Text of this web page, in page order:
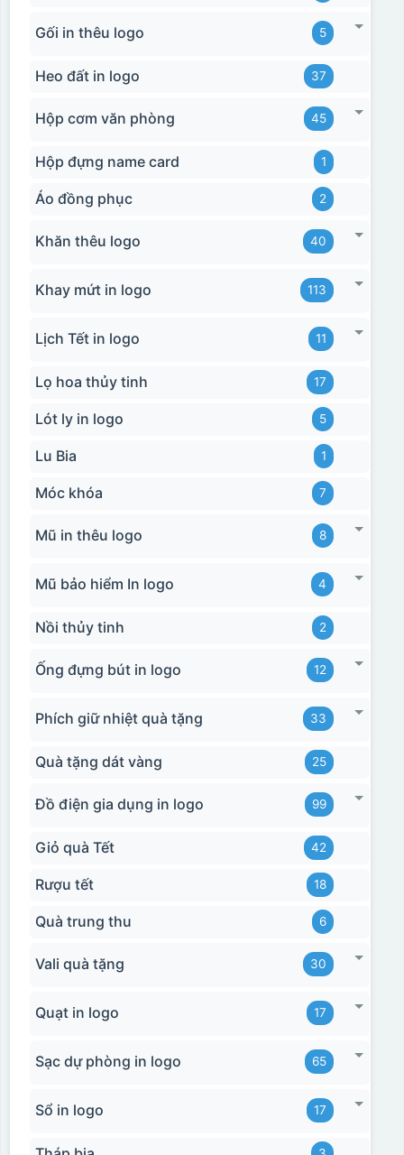
Gối in thêu logo 5
Heo đất in logo 37
Hộp cơm văn phòng 45
Hộp đựng name card 1
Áo đồng phục 2
Khăn thêu logo 40
Khay mứt in logo 113
Lịch Tết in logo 11
Lọ hoa thủy tinh 17
Lót ly in logo 5
Lu Bia 1
Móc khóa 7
Mũ in thêu logo 8
Mũ bảo hiểm In logo 4
Nồi thủy tinh 2
Ống đựng bút in logo 12
Phích giữ nhiệt quà tặng 33
Quà tặng dát vàng 25
Đồ điện gia dụng in logo 99
Giỏ quà Tết 42
Rượu tết 18
Quà trung thu 6
Vali quà tặng 30
Quạt in logo 17
Sạc dự phòng in logo 65
Sổ in logo 17